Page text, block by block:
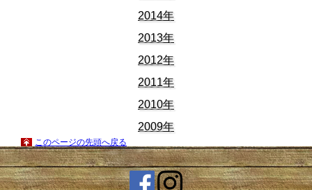
2014年
2013年
2012年
2011年
2010年
2009年
このページの先頭へ戻る